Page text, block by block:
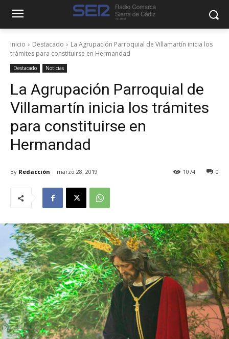
Inicio Destacado
La Agrupación Parroquial de Villamartín inicia los
trámites para constituirse en Hermandad
Destacado Noticias
La Agrupación Parroquial de
Villamartín inicia los trámites
para constituirse en
Hermandad
By Redacción marzo 28, 2019 0
1074